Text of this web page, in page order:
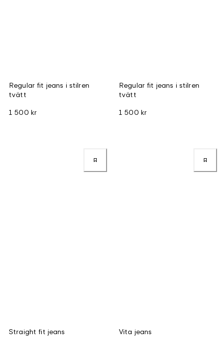
Regular fit jeans i stilren
tvätt
1 500 kr
Regular fit jeans i stilren
tvätt
1 500 kr
Straight fit jeans Vita jeans